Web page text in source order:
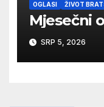
OGLASI ŽIVOT
Mjesečni
SRP 5, 2026